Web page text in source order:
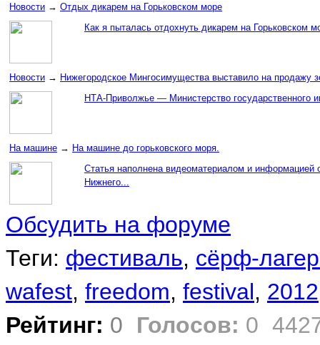
Новости → Отдых дикарем на Горьковском море
Как я пыталась отдохнуть дикарем на Горьковском
Новости → Нижегородское Мингосимущества выставило на продажу
НТА-Приволжье — Министерство государственного
На машине → На машине до горьковского моря.
Статья наполнена видеоматериалом и информацией
Нижнего...
Обсудить на форуме
Теги: фестиваль, сёрф-
wafest, freedom, festival, 2012
Рейтинг: 0 Голосов: 0